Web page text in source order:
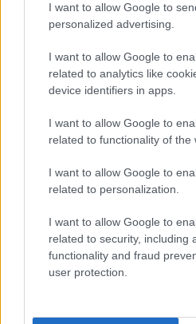
I want to allow Google to
personalized advertising.
I want to allow Google to
related to analytics like
device identifiers in apps.
I want to allow Google to
related to functionality of the
I want to allow Google to
related to personalization.
I want to allow Google to
related to security, including
functionality and fraud
user protection.
Continua a leggere
NERD NEWS
Pieve Comics 2026: tutto ciò